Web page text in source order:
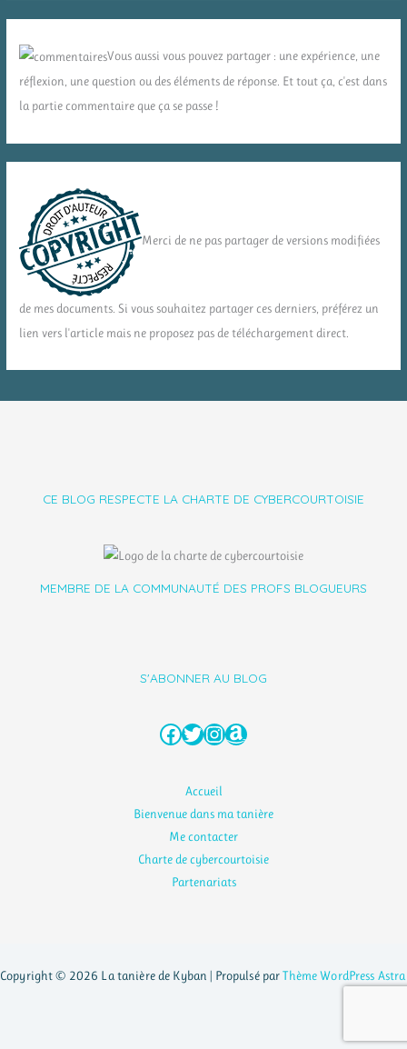
Vous aussi vous pouvez partager : une expérience, une
réflexion, une question ou des éléments de réponse. Et tout ça, c'est dans
la partie commentaire que ça se passe !
Merci de ne pas partager de versions modifiées
de mes documents. Si vous souhaitez partager ces derniers, préférez un
lien vers l'article mais ne proposez pas de téléchargement direct.
CE BLOG RESPECTE LA CHARTE DE CYBERCOURTOISIE
MEMBRE DE LA COMMUNAUTÉ DES PROFS BLOGUEURS
S'ABONNER AU BLOG
Facebook
Twitter
Instagram
Amazon
Accueil
Bienvenue dans ma tanière
Me contacter
Charte de cybercourtoisie
Partenariats
Copyright © 2026 La tanière de Kyban | Propulsé parThème WordPress Astra